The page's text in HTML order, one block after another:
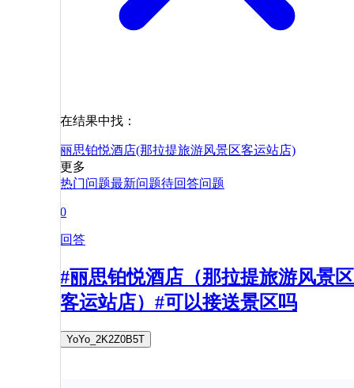
在结果中找：
丽思铂悦酒店(那拉提旅游风景区客运站店)
更多
热门问题最新问题待回答问题
0
回答
#丽思铂悦酒店（那拉提旅游风景区
客运站店）#可以接送景区吗
YoYo_2K2Z0B5T